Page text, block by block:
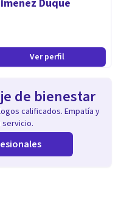
Duque
Ver perfil
de bienestar
calificados. Empatía y
servicio.